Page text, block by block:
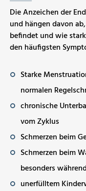
Die Anzeichen der
und hängen davon
befindet und wie
den häufigsten
Starke
normalen
chronische
vom Zyklus
Schmerzen beim
Schmerzen beim
besonders
unerfülltem